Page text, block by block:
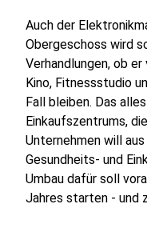
Auch der
Obergeschoss wird
Verhandlungen, ob
Kino, Fitnessstudio
Fall bleiben. Das
Einkaufszentrums,
Unternehmen will
Gesundheits- und
Umbau dafür soll
Jahres starten - und